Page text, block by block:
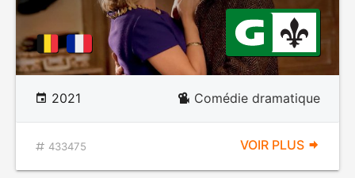
2021 Comédie dramatique
433475 VOIR PLUS